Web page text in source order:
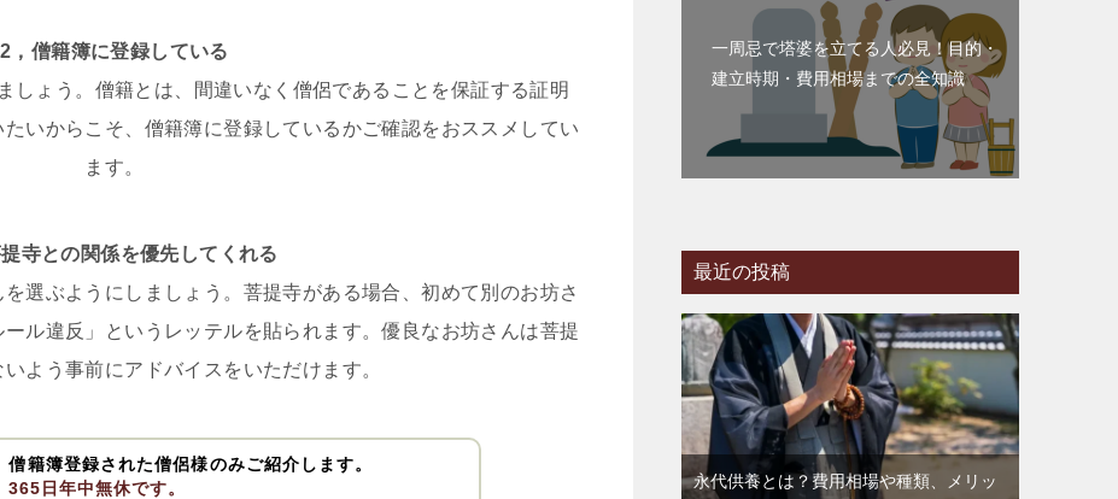
2，僧籍簿に登録している
しょう。僧籍とは、間違いなく僧侶であることを保証する証明
いからこそ、僧籍簿に登録しているかご確認をおススメしてい
ます。
寺との関係を優先してくれる
選ぶようにしましょう。菩提寺がある場合、初めて別のお坊さ
ル違反」というレッテルを貼られます。優良なお坊さんは菩提
よう事前にアドバイスをいただけます。
僧籍簿登録された僧侶様のみご紹介します。
365日年中無休です。
一周忌で塔婆を立てる人必見！目的・
建立時期・費用相場までの全知識
最近の投稿
永代供養とは？費用相場や種類、メリッ